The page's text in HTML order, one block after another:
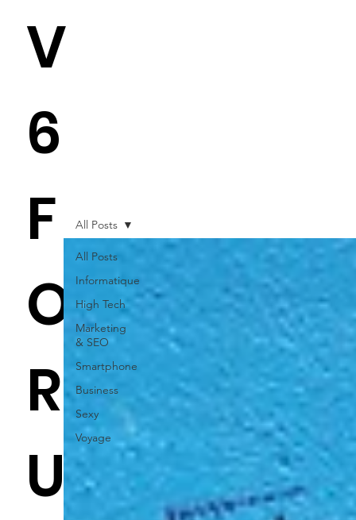
V
6
F
O
R
U
All Posts
Informatique
High Tech
Marketing
& SEO
Smartphone
Business
Sexy
Voyage
All Posts